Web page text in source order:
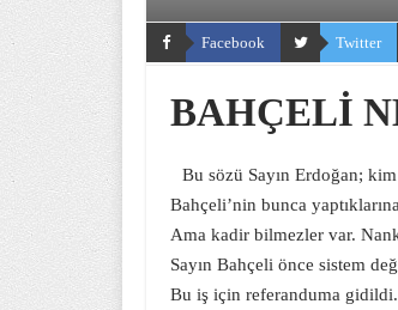
Facebook Twitter
BAHÇELİ
Bu sözü Sayın Erdoğan;
Bahçeli’nin bunca
Ama kadir bilmezler var.
Sayın Bahçeli önce sistem
Bu iş için referanduma gidildi.